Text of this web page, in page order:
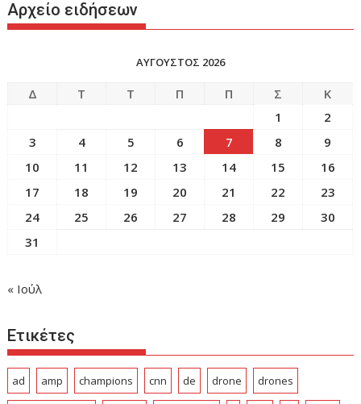
Αρχείο ειδήσεων
ΑΥΓΟΥΣΤΟΣ 2026
Δ Τ Τ Π Π Σ
Κ
1
2
3
4 5 6 7 8
9
10
11 12 13 14 15
16
17
18 19 20 21 22
23
24
25 26 27 28 29
30
31
« Ιούλ
Ετικέτες
ad amp champions cnn de drone drones